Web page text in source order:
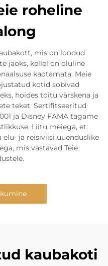
roheline
mis on loodud
jaoks, kellel on oluline
kaotamata. Meie
kotid sobivad
hoides toitu värskena ja
teket. Sertifitseeritud
ja Disney FAMA tagame
Liitu meiega, et
elu- ja reisiviisi uuenduslike
mis vastavad Teie
kaubakoti